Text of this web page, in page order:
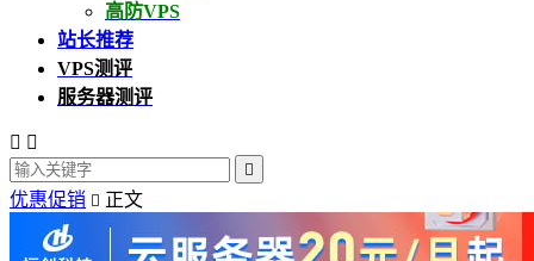
高防VPS
站长推荐
VPS测评
服务器测评
 

优惠促销  正文